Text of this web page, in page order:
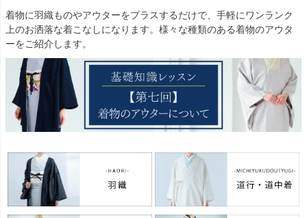
着物に羽織ものやアウターをプラスするだけで、手軽にワンランク
上のお洒落な着こなしになります。様々な種類のある着物のアウタ
ーをご紹介します。